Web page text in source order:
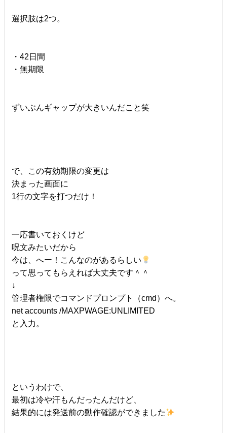
選択肢は2つ。
・42日間
・無期限
ずいぶんギャップが大きいんだこと笑
で、この有効期限の変更は
決まった画面に
1行の文字を打つだけ！
一応書いておくけど
呪文みたいだから
今は、へー！こんなのがあるらしい
って思ってもらえれば大丈夫です＾＾
↓
管理者権限でコマンドプロンプト（cmd）へ。
net accounts /MAXPWAGE:UNLIMITED
と入力。
というわけで、
最初は冷や汗もんだったんだけど、
結果的には発送前の動作確認ができました